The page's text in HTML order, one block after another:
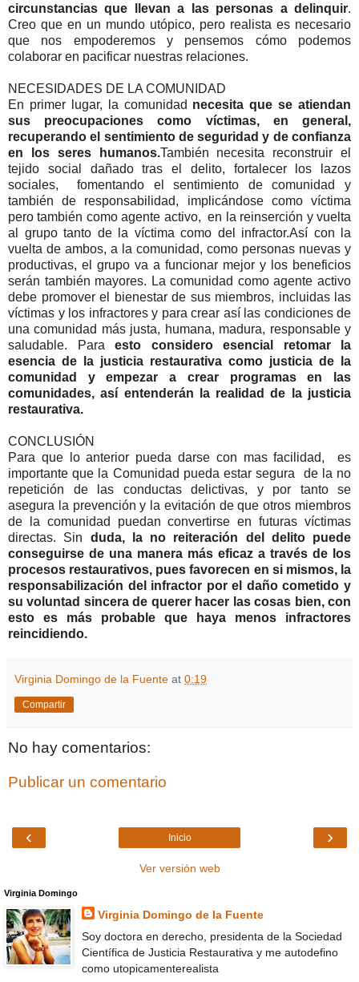
circunstancias que llevan a las personas a delinquir.
Creo que en un mundo utópico, pero realista es necesario
que nos empoderemos y pensemos cómo podemos
colaborar en pacificar nuestras relaciones.
NECESIDADES DE LA COMUNIDAD
En primer lugar, la comunidad necesita que se atiendan
sus preocupaciones como víctimas, en general,
recuperando el sentimiento de seguridad y de confianza
en los seres humanos.También necesita reconstruir el
tejido social dañado tras el delito, fortalecer los lazos
sociales, fomentando el sentimiento de comunidad y
también de responsabilidad, implicándose como víctima
pero también como agente activo, en la reinserción y vuelta
al grupo tanto de la víctima como del infractor.Así con la
vuelta de ambos, a la comunidad, como personas nuevas y
productivas, el grupo va a funcionar mejor y los beneficios
serán también mayores. La comunidad como agente activo
debe promover el bienestar de sus miembros, incluidas las
víctimas y los infractores y para crear así las condiciones de
una comunidad más justa, humana, madura, responsable y
saludable. Para esto considero esencial retomar la
esencia de la justicia restaurativa como justicia de la
comunidad y empezar a crear programas en las
comunidades, así entenderán la realidad de la justicia
restaurativa.
CONCLUSIÓN
Para que lo anterior pueda darse con mas facilidad, es
importante que la Comunidad pueda estar segura de la no
repetición de las conductas delictivas, y por tanto se
asegura la prevención y la evitación de que otros miembros
de la comunidad puedan convertirse en futuras víctimas
directas. Sin duda, la no reiteración del delito puede
conseguirse de una manera más eficaz a través de los
procesos restaurativos, pues favorecen en si mismos, la
responsabilización del infractor por el daño cometido y
su voluntad sincera de querer hacer las cosas bien, con
esto es más probable que haya menos infractores
reincidiendo.
Virginia Domingo de la Fuente at 0:19
Compartir
No hay comentarios:
Publicar un comentario
‹ ›
Inicio
Ver versión web
Virginia Domingo
Virginia Domingo de la Fuente
Soy doctora en derecho, presidenta de la Sociedad
Científica de Justicia Restaurativa y me autodefino
como utopicamenterealista